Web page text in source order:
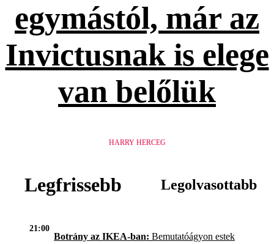
egymástól, már az
Invictusnak is elege
van belőlük
HARRY HERCEG
Legfrissebb Legolvasottabb
21:00
Botrány az IKEA-ban: Bemutatóágyon estek